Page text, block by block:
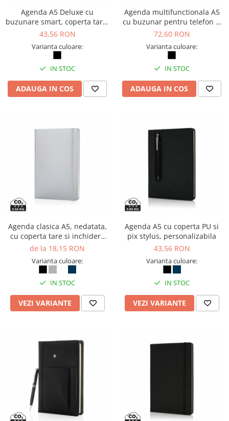
Agenda A5 Deluxe cu
buzunare smart, coperta tare,
160 pagini
43,56 RON
Varianta culoare:
IN STOC
ADAUGA IN COS
Agenda multifunctionala A5
cu buzunar pentru telefon si
coperta PU
72,60 RON
Varianta culoare:
IN STOC
ADAUGA IN COS
Agenda clasica A5, nedatata,
cu coperta tare si inchidere
elastica, personalizabila
de la 18,15 RON
Varianta culoare:
IN STOC
VEZI VARIANTE
Agenda A5 cu coperta PU si
pix stylus, personalizabila
43,56 RON
Varianta culoare:
IN STOC
VEZI VARIANTE